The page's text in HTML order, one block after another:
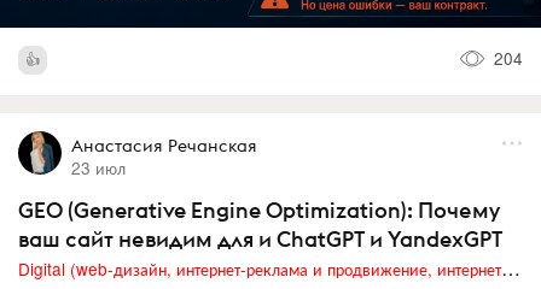
204
Анастасия Речанская
23 июл
GEO (Generative Engine Optimization): Почему
ваш сайт невидим для и ChatGPT и YandexGPT
Digital (web-дизайн, интернет-реклама и продвижение, интернет-сообщества и блоги, интернет-коммуникации, мобильный маркетинг, реклама на цифровых экранах)